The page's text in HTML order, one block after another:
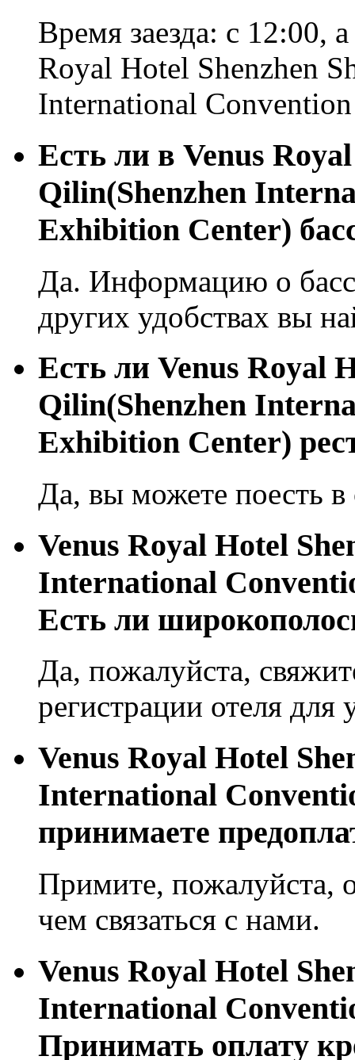
Время заезда: с 12:00,
Royal Hotel Shenzhen
International
Есть ли в Venus
Qilin(Shenzhen
Exhibition Center)
Да. Информацию о
других удобствах вы
Eсть ли Venus Royal
Qilin(Shenzhen
Exhibition Center)
Да, вы можете поесть в
Venus Royal Hotel
International
Есть ли
Да, пожалуйста,
регистрации отеля для
Venus Royal Hotel
International
принимаете
Примите, пожалуйста,
чем связаться с нами.
Venus Royal Hotel
International
Принимать оплату